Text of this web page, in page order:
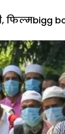
, फिल्मTags
bigg